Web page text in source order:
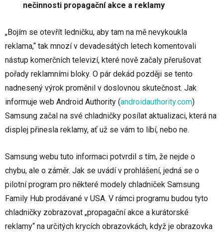
nečinnosti propagační akce a reklamy
„Bojím se otevřít ledničku, aby tam na mě nevykoukla
reklama,“ tak mnozí v devadesátých letech komentovali
nástup komerčních televizí, které nově začaly přerušovat
pořady reklamními bloky. O pár dekád později se tento
nadnesený výrok proměnil v doslovnou skutečnost. Jak
informuje web Android Authority (androidauthority.com)
Samsung začal na své chladničky posílat aktualizaci, která na
displej přinesla reklamy, ať už se vám to líbí, nebo ne.
Samsung webu tuto informaci potvrdil s tím, že nejde o
chybu, ale o záměr. Jak se uvádí v prohlášení, jedná se o
pilotní program pro některé modely chladniček Samsung
Family Hub prodávané v USA. V rámci programu budou tyto
chladničky zobrazovat „propagační akce a kurátorské
reklamy“ na určitých krycích obrazovkách, když je obrazovka